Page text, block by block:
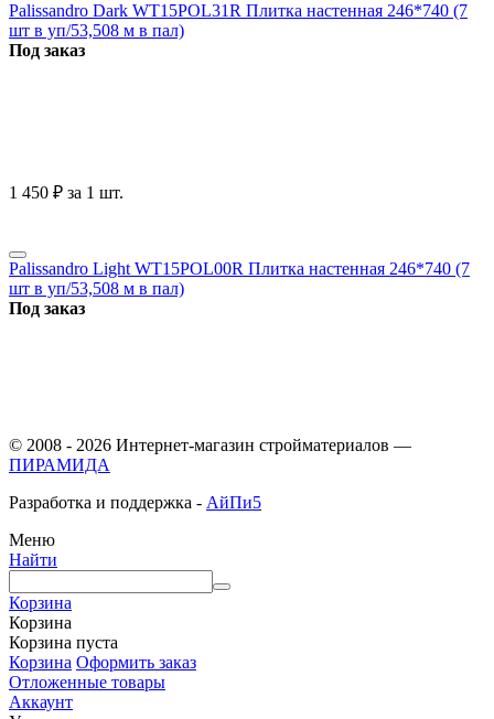
Palissandro Dark WT15POL31R Плитка настенная 246*740 (7
шт в уп/53,508 м в пал)
Под заказ
1 450 ₽ за 1 шт.
Palissandro Light WT15POL00R Плитка настенная 246*740 (7
шт в уп/53,508 м в пал)
Под заказ
© 2008 - 2026 Интернет-магазин стройматериалов —
ПИРАМИДА
Разработка и поддержка - АйПи5
Меню
Найти
Корзина
Корзина
Корзина пуста
Корзина Оформить заказ
Отложенные товары
Аккаунт